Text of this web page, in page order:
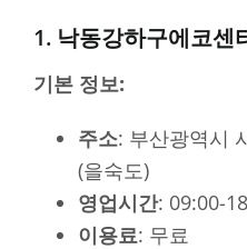
1. 낙동강하구에코센
기본 정보:
주소: 부산광역시
(을숙도)
영업시간: 09:00-
이용료: 무료